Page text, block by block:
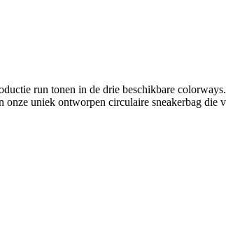
run tonen in de drie beschikbare
uniek ontworpen circulaire sneakerbag